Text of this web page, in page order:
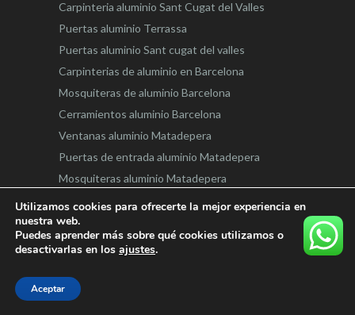
Carpinteria aluminio Sant Cugat del Valles
Puertas aluminio Terrassa
Puertas aluminio Sant cugat del valles
Carpinterias de aluminio en Barcelona
Mosquiteras de aluminio Barcelona
Cerramientos aluminio Barcelona
Ventanas aluminio Matadepera
Puertas de entrada aluminio Matadepera
Mosquiteras aluminio Matadepera
Carpinteria Aluminio Matadepera
Cerramientos Aluminio Matadepera
MAPA DEL SITIO
Aviso Legal – Política de Privacidad
Utilizamos cookies para ofrecerte la mejor experiencia en
nuestra web.
Puedes aprender más sobre qué cookies utilizamos o
desactivarlas en los ajustes.
Aceptar